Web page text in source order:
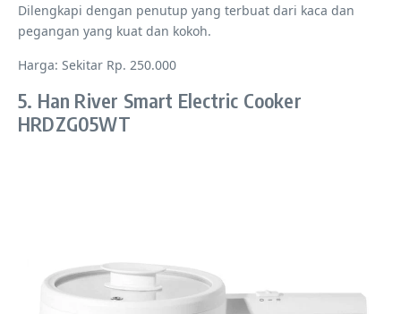
Dilengkapi dengan penutup yang terbuat dari kaca dan
pegangan yang kuat dan kokoh.
Harga: Sekitar Rp. 250.000
5. Han River Smart Electric Cooker
HRDZG05WT